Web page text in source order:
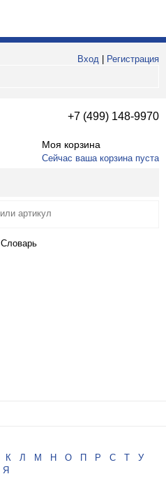
Вход
Регистрация
+7 (499) 148-9970
Моя корзина
Сейчас ваша корзина пуста
Словарь
К Л М Н О П Р С Т
У
Я